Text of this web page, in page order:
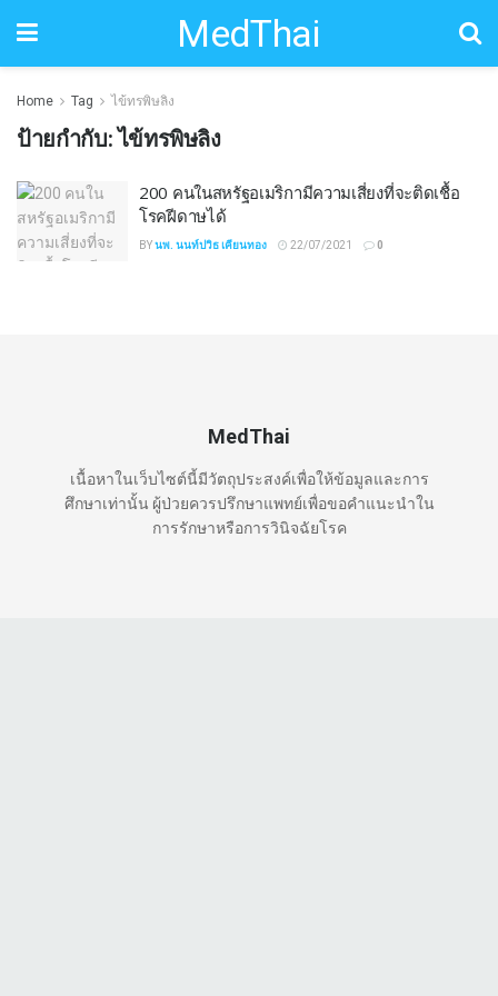
MedThai
Home Tag ไข้ทรพิษลิง
ป้ายกำกับ:ไข้ทรพิษลิง
200 คนในสหรัฐอเมริกามีความเสี่ยงที่จะติดเชื้อ
โรคฝีดาษได้
BYนพ. นนท์ปวิธ เคียนทอง 22/07/2021 0
MedThai
เนื้อหาในเว็บไซต์นี้มีวัตถุประสงค์เพื่อให้ข้อมูลและการ
ศึกษาเท่านั้น ผู้ป่วยควรปรึกษาแพทย์เพื่อขอคำแนะนำใน
การรักษาหรือการวินิจฉัยโรค